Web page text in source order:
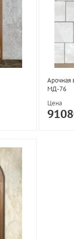
Арочная
МД-76
Цена